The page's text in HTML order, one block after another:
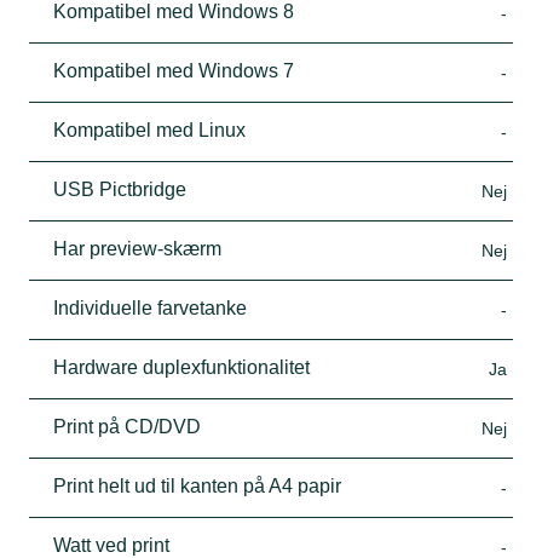
Kompatibel med Windows 8 -
Kompatibel med Windows 7 -
Kompatibel med Linux -
USB Pictbridge Nej
Har preview-skærm Nej
Individuelle farvetanke -
Hardware duplexfunktionalitet Ja
Print på CD/DVD Nej
Print helt ud til kanten på A4 papir -
Watt ved print -